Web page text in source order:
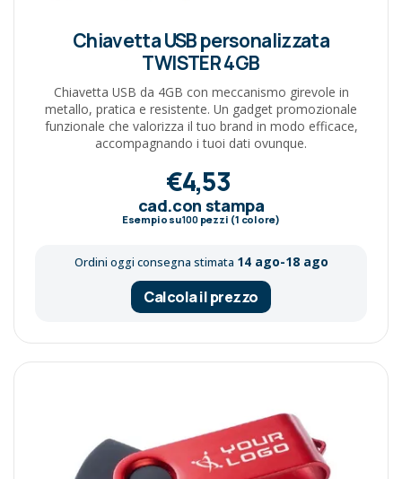
Chiavetta USB personalizzata
TWISTER 4GB
Chiavetta USB da 4GB con meccanismo girevole in
metallo, pratica e resistente. Un gadget promozionale
funzionale che valorizza il tuo brand in modo efficace,
accompagnando i tuoi dati ovunque.
€4,53
cad.con stampa
Esempio su100pezzi (1 colore)
Ordini oggi consegna stimata 14 ago-18 ago
Calcola il prezzo